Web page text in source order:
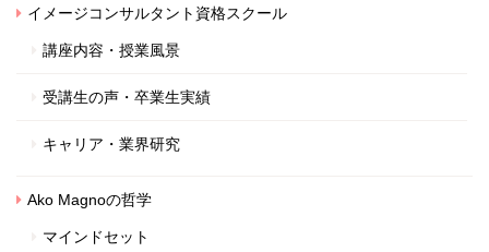
イメージコンサルタント資格スクール
講座内容・授業風景
受講生の声・卒業生実績
キャリア・業界研究
Ako Magnoの哲学
マインドセット